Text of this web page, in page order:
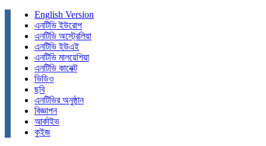
English Version
এনটিভি ইউরোপ
এনটিভি অস্ট্রেলিয়া
এনটিভি ইউএই
এনটিভি মালয়েশিয়া
এনটিভি কানেক্ট
ভিডিও
ছবি
এনটিভির অনুষ্ঠান
বিজ্ঞাপন
আর্কাইভ
কুইজ